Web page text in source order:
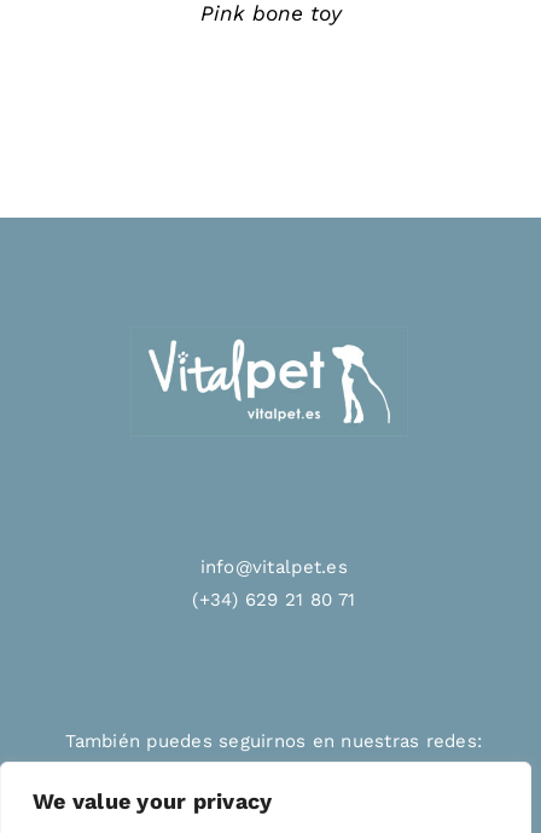
We value your privacy
Pink bone toy
info@vitalpet.es
(+34) 629 21 80 71
También puedes seguirnos en nuestras redes: